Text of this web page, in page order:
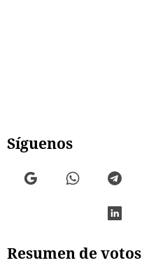
Síguenos
Resumen de votos